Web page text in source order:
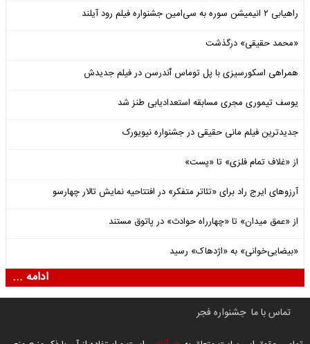
راهیابی ۲ انیمیشن سوره به سی‌امین جشنواره فیلم رود آیلند
«محمد حقیقی» درگذشت
همراهی اسکورسیزی با پل توماس ٱندرسن در فیلم جدیدش
یوسف تیموری مجری مسابقه استعدادیابی طنز شد
جدیدترین فیلم مانی حقیقی در جشنواره نیویورک
از «غلاف تمام فلزی» تا «پست»
آرزوهای ایرج راد برای «تئاتر متفکر» در افتتاحیه نمایش تالار چهارسو
از «عمق میدان» تا «چهارراه حوادث» در پاتوق مستند
«بیضایی‌خوانی» به «اژدهاک» رسید
ادامه ...
تماس با ما جشنواره فجر